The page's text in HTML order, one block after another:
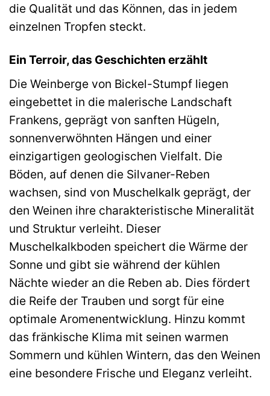
die Qualität und das Können, das in jedem
einzelnen Tropfen steckt.
Ein Terroir, das Geschichten erzählt
Die Weinberge von Bickel-Stumpf liegen
eingebettet in die malerische Landschaft
Frankens, geprägt von sanften Hügeln,
sonnenverwöhnten Hängen und einer
einzigartigen geologischen Vielfalt. Die
Böden, auf denen die Silvaner-Reben
wachsen, sind von Muschelkalk geprägt, der
den Weinen ihre charakteristische Mineralität
und Struktur verleiht. Dieser
Muschelkalkboden speichert die Wärme der
Sonne und gibt sie während der kühlen
Nächte wieder an die Reben ab. Dies fördert
die Reife der Trauben und sorgt für eine
optimale Aromenentwicklung. Hinzu kommt
das fränkische Klima mit seinen warmen
Sommern und kühlen Wintern, das den Weinen
eine besondere Frische und Eleganz verleiht.